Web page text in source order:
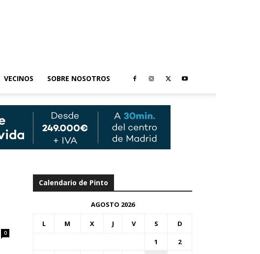
VECINOS SOBRE NOSOTROS
0
Calendario de Pinto
AGOSTO 2026
L M X J V S D
1
2